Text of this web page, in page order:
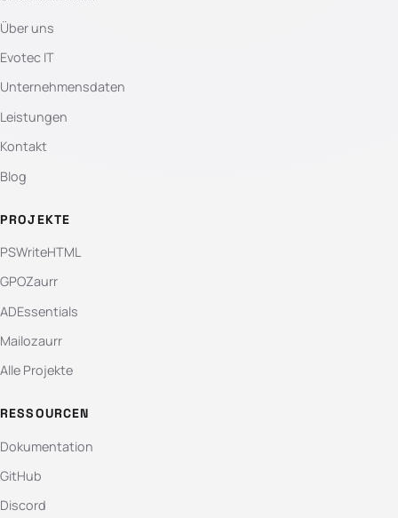
Über uns
Evotec IT
Unternehmensdaten
Leistungen
Kontakt
Blog
PROJEKTE
PSWriteHTML
GPOZaurr
ADEssentials
Mailozaurr
Alle Projekte
RESSOURCEN
Dokumentation
GitHub
Discord